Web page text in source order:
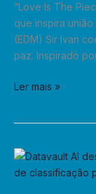
“Love Is The
que inspira
(EDM) Sir Ivan
paz. Inspirado
The
Piece”
Ler mais »
Datavault
AI